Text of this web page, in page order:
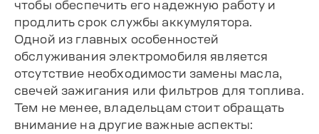
чтобы обеспечить его надежную работу и
продлить срок службы аккумулятора.
Одной из главных особенностей
обслуживания электромобиля является
отсутствие необходимости замены масла,
свечей зажигания или фильтров для топлива.
Тем не менее, владельцам стоит обращать
внимание на другие важные аспекты: